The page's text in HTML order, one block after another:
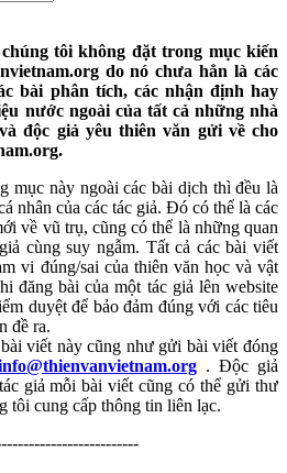
tôi không đặt trong mục kiến
do nó chưa hẳn là các
bài phân tích, các nhận định hay
nước ngoài của tất cả những nhà
độc giả yêu thiên văn gửi về cho
mục này ngoài các bài dịch thì đều là
nhân của các tác giả. Đó có thể là các
về vũ trụ, cũng có thể là những quan
cùng suy ngẫm. Tất cả các bài viết
vi đúng/sai của thiên văn học và vật
đăng bài của một tác giả lên website
duyệt để bảo đảm đúng với các tiêu
đề ra.
viết này cũng như gửi bài viết đóng
. Độc giả
giả mỗi bài viết cũng có thể gửi thư
tôi cung cấp thông tin liên lạc.